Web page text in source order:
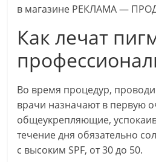
в магазине РЕКЛАМА —
Как лечат
Во время процедур,
врачи назначают в первую
общеукрепляющие,
течение дня обязательно
с высоким SPF, от 30 до 50.